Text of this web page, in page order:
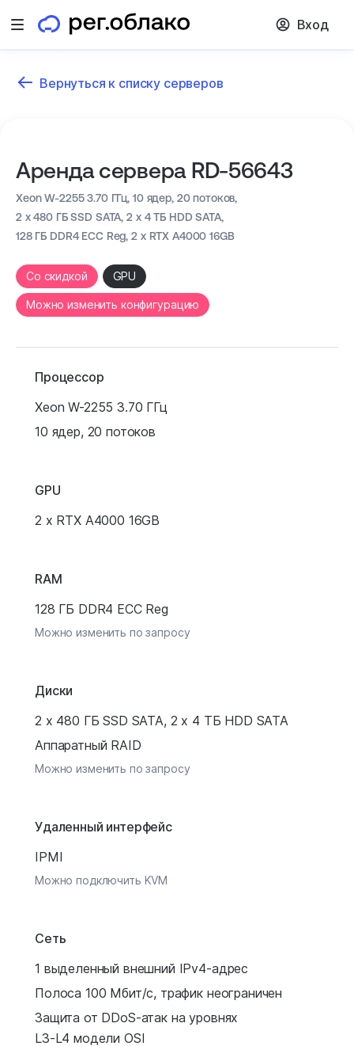
Открыть меню Вход
Вернуться к списку серверов
Аренда сервера RD-56643
Xeon W-2255 3.70 ГГц, 10 ядер, 20 потоков,
2 x 480 ГБ SSD SATA, 2 x 4 ТБ HDD SATA,
128 ГБ DDR4 ECC Reg, 2 x RTX A4000 16GB
Cо скидкой GPU
Можно изменить конфигурацию
Процессор
Xeon W-2255 3.70 ГГц
10 ядер, 20 потоков
GPU
2 x RTX A4000 16GB
RAM
128 ГБ DDR4 ECC Reg
Можно изменить по запросу
Диски
2 x 480 ГБ SSD SATA, 2 x 4 ТБ HDD SATA
Аппаратный RAID
Можно изменить по запросу
Удаленный интерфейс
IPMI
Можно подключить KVM
Сеть
1 выделенный внешний IPv4-адрес
Полоса 100 Мбит/с, трафик неограничен
Защита от DDoS-атак на уровнях
L3-L4 модели OSI